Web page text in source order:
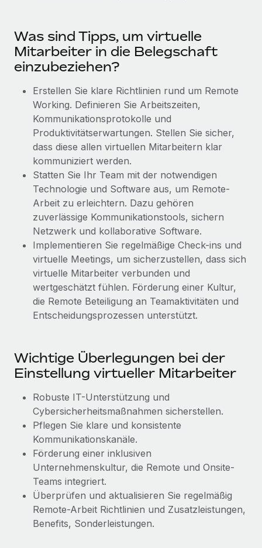
Mühelose Verwaltung von Benefits
Gusto und Zero und Contractor Management
Plus
Auch im neuen Jahr wollen wir bei Remote Unternehmen
Mehr erfahren
Wie Phiture 55 Mitarbeiter:innen in 19 Ländern
mit Remote verwaltet
Phiture ist der unumstrittene Marktführer im Bereich der
Wachstumsberatung für mobile Apps. Das...
Mehr erfahren
Was sind Tipps, um virtuelle
Mitarbeiter in die Belegschaft
einzubeziehen?
Erstellen Sie klare Richtlinien rund um Remote
Working. Definieren Sie Arbeitszeiten,
Kommunikationsprotokolle und
Produktivitätserwartungen. Stellen Sie sicher,
dass diese allen virtuellen Mitarbeitern klar
kommuniziert werden.
Statten Sie Ihr Team mit der notwendigen
Technologie und Software aus, um Remote-
Arbeit zu erleichtern. Dazu gehören
zuverlässige Kommunikationstools, sichern
Netzwerk und kollaborative Software.
Implementieren Sie regelmäßige Check-ins und
virtuelle Meetings, um sicherzustellen, dass sich
virtuelle Mitarbeiter verbunden und
wertgeschätzt fühlen. Förderung einer Kultur,
die Remote Beteiligung an Teamaktivitäten und
Entscheidungsprozessen unterstützt.
Wichtige Überlegungen bei der
Einstellung virtueller Mitarbeiter
Robuste IT-Unterstützung und
Cybersicherheitsmaßnahmen sicherstellen.
Pflegen Sie klare und konsistente
Kommunikationskanäle.
Förderung einer inklusiven
Unternehmenskultur, die Remote und Onsite-
Teams integriert.
Überprüfen und aktualisieren Sie regelmäßig
Remote-Arbeit Richtlinien und Zusatzleistungen,
Benefits, Sonderleistungen.